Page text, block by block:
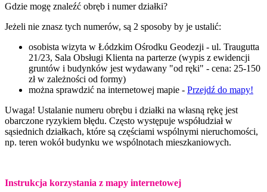
Gdzie mogę znaleźć obręb i numer działki?
Jeżeli nie znasz tych numerów, są 2 sposoby by je ustalić:
osobista wizyta w Łódzkim Ośrodku Geodezji - ul. Traugutta
21/23, Sala Obsługi Klienta na parterze (wypis z ewidencji
gruntów i budynków jest wydawany "od ręki" - cena: 25-150
zł w zależności od formy)
można sprawdzić na internetowej mapie - Przejdź do mapy!
Uwaga! Ustalanie numeru obrębu i działki na własną rękę jest
obarczone ryzykiem błędu. Często występuje współudział w
sąsiednich działkach, które są częściami wspólnymi nieruchomości,
np. teren wokół budynku we wspólnotach mieszkaniowych.
Instrukcja korzystania z mapy internetowej